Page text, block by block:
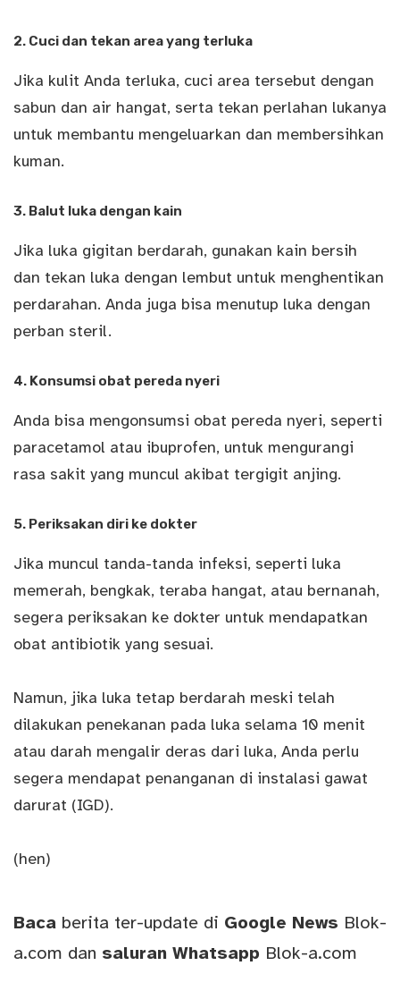
2. Cuci dan tekan area yang terluka
Jika kulit Anda terluka, cuci area tersebut dengan
sabun dan air hangat, serta tekan perlahan lukanya
untuk membantu mengeluarkan dan membersihkan
kuman.
3. Balut luka dengan kain
Jika luka gigitan berdarah, gunakan kain bersih
dan tekan luka dengan lembut untuk menghentikan
perdarahan. Anda juga bisa menutup luka dengan
perban steril.
4. Konsumsi obat pereda nyeri
Anda bisa mengonsumsi obat pereda nyeri, seperti
paracetamol atau ibuprofen, untuk mengurangi
rasa sakit yang muncul akibat tergigit anjing.
5. Periksakan diri ke dokter
Jika muncul tanda-tanda infeksi, seperti luka
memerah, bengkak, teraba hangat, atau bernanah,
segera periksakan ke dokter untuk mendapatkan
obat antibiotik yang sesuai.
Namun, jika luka tetap berdarah meski telah
dilakukan penekanan pada luka selama 10 menit
atau darah mengalir deras dari luka, Anda perlu
segera mendapat penanganan di instalasi gawat
darurat (IGD).
(hen)
Baca berita ter-update di Google News Blok-
a.com dan saluran Whatsapp Blok-a.com